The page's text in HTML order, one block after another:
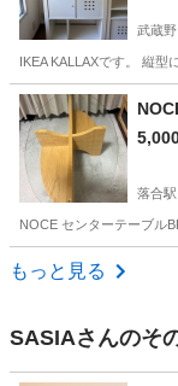
武蔵
IKEA KALLAXです。 縦
東京 府中市 武
落合駅
NOCE センターテーブル
東京 新宿区
もっと見る
SASIAさんのそ